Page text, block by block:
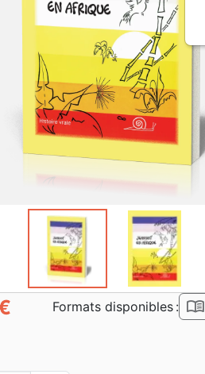
Formats disponibles : book_open